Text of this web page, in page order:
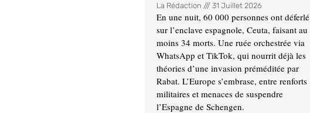
La Rédaction 31 Juillet 2026
En une nuit, 60 000 personnes ont déferlé
sur l’enclave espagnole, Ceuta, faisant au
moins 34 morts. Une ruée orchestrée via
WhatsApp et TikTok, qui nourrit déjà les
théories d’une invasion préméditée par
Rabat. L’Europe s’embrase, entre renforts
militaires et menaces de suspendre
l’Espagne de Schengen.